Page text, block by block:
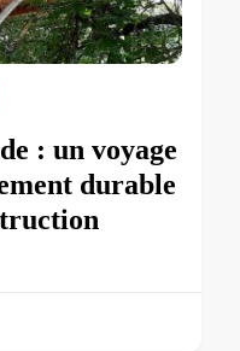
: un voyage
durable